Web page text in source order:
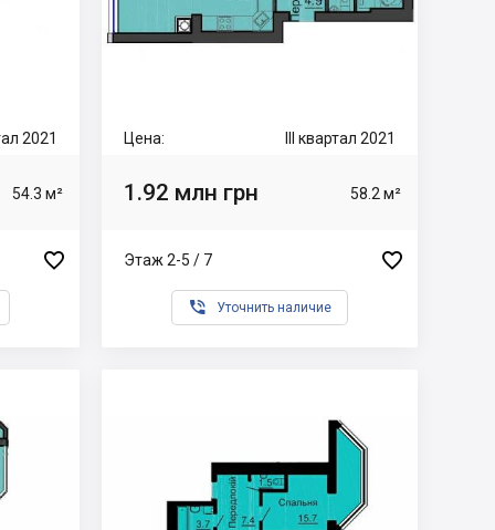
2021
54.3 м²

Цена: III квартал 2021
1.92 млн грн 58.2 м²
Этаж 2-5 / 7 
 Уточнить наличие